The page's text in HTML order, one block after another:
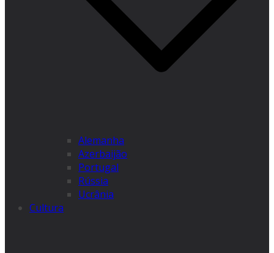
Alemanha
Azerbaijão
Portugal
Rússia
Ucrânia
Cultura